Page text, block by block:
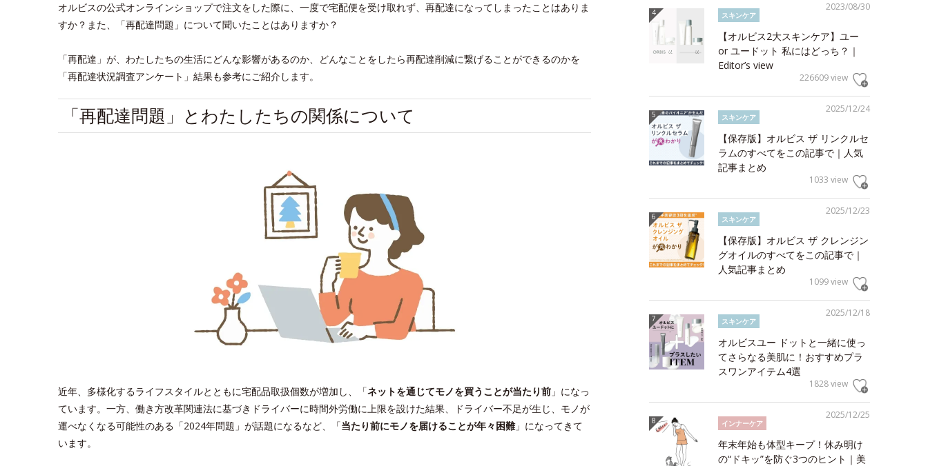
オルビスの公式オンラインショップで注文をした際に、一度で宅配便を受け取れず、再配達になってしまったことはありま
すか？また、「再配達問題」について聞いたことはありますか？
「再配達」が、わたしたちの生活にどんな影響があるのか、どんなことをしたら再配達削減に繋げることができるのかを
「再配達状況調査アンケート」結果も参考にご紹介します。
「再配達問題」とわたしたちの関係について
近年、多様化するライフスタイルとともに宅配品取扱個数が増加し、「ネットを通じてモノを買うことが当たり前 」になっ
ています。一方、働き方改革関連法に基づきドライバーに時間外労働に上限を設けた結果、ドライバー不足が生じ、モノが
運べなくなる可能性のある「2024年問題」が話題になるなど、「当たり前にモノを届けることが年々困難」になってきて
います。
2023/08/30
スキンケア
【オルビス2大スキンケア】ユー
or ユードット 私にはどっち？｜
Editor’s view
226609 view
2025/12/24
スキンケア
【保存版】オルビス ザ リンクルセ
ラムのすべてをこの記事で｜人気
記事まとめ
1033 view
2025/12/23
スキンケア
【保存版】オルビス ザ クレンジン
グオイルのすべてをこの記事で｜
人気記事まとめ
1099 view
2025/12/18
スキンケア
オルビスユー ドットと一緒に使っ
てさらなる美肌に！おすすめプラ
スワンアイテム4選
1828 view
2025/12/25
インナーケア
年末年始も体型キープ！休み明け
の“ドキッ”を防ぐ3つのヒント｜美